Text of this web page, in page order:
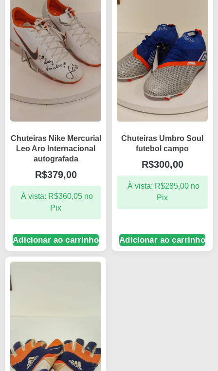
Chuteiras Nike Mercurial
Leo Aro Internacional
autografada
R$379,00
À vista: R$360,05 no
Pix
Adicionar ao carrinho
Chuteiras Umbro Soul
futebol campo
R$300,00
À vista: R$285,00 no
Pix
Adicionar ao carrinho